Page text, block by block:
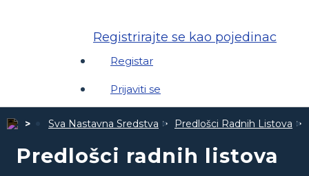
Registrirajte se kao pojedinac
Registar
Prijaviti se
Sva Nastavna Sredstva Predlošci Radnih Listova
Predlošci radnih listova